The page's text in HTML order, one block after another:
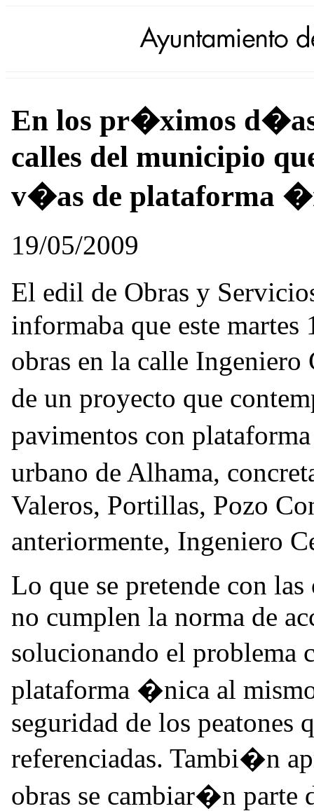
En los pr�ximos
calles del municipio
v�as de plataforma
19/05/2009
El edil de Obras y
informaba que este martes
obras en la calle
de un proyecto que
pavimentos con
urbano de Alhama,
Valeros, Portillas, Pozo
anteriormente, Ingeniero
Lo que se pretende con
no cumplen la norma de
solucionando el
plataforma �nica al
seguridad de los peatones
referenciadas. Tambi�n
obras se cambiar�n parte